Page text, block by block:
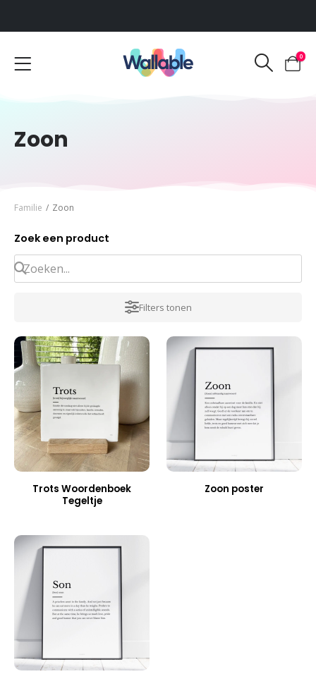
Voor 12:00 uur besteld, dezelfde werkdag verzonden
0
Zoon
Familie / Zoon
Zoek een product
Filters tonen
Trots Woordenboek
Tegeltje
Zoon poster